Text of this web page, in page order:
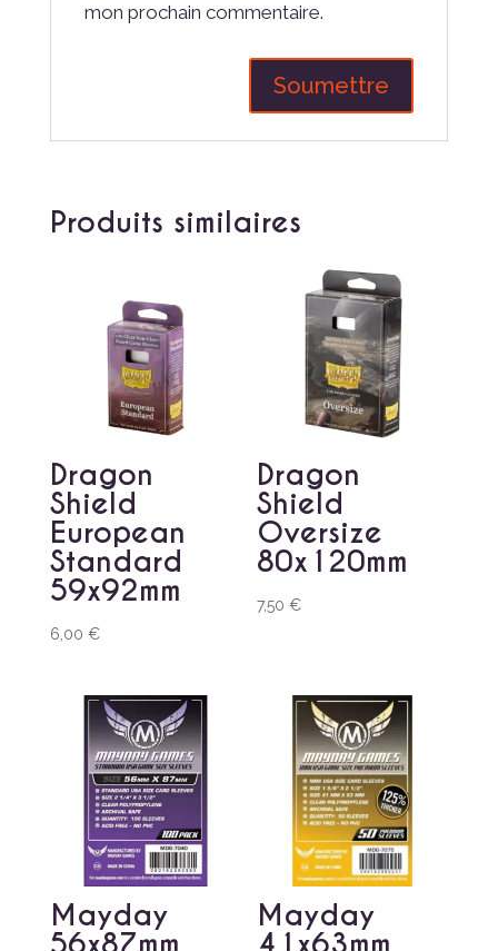
mon prochain commentaire.
Produits similaires
Dragon
Shield
European
Standard
59x92mm
6,00 €
Dragon
Shield
Oversize
80x120mm
7,50€
Mayday
56x87mm
Mayday
41x63mm